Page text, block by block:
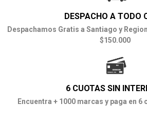
DESPACHO A TODO
Despachamos Gratis a Santiago y
$150.000
6 CUOTAS SIN
Encuentra + 1000 marcas y paga en